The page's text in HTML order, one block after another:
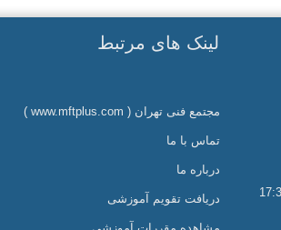
لینک های مرتبط
مجتمع فنی تهران ( www.mftplus.com )
تماس با ما
درباره ما
دریافت تقویم آموزشی